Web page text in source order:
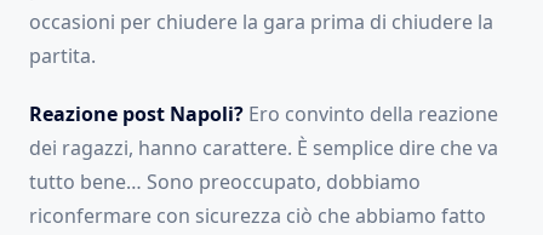
occasioni per chiudere la gara prima di chiudere la
partita.
Reazione post Napoli? Ero convinto della reazione
dei ragazzi, hanno carattere. È semplice dire che va
tutto bene… Sono preoccupato, dobbiamo
riconfermare con sicurezza ciò che abbiamo fatto